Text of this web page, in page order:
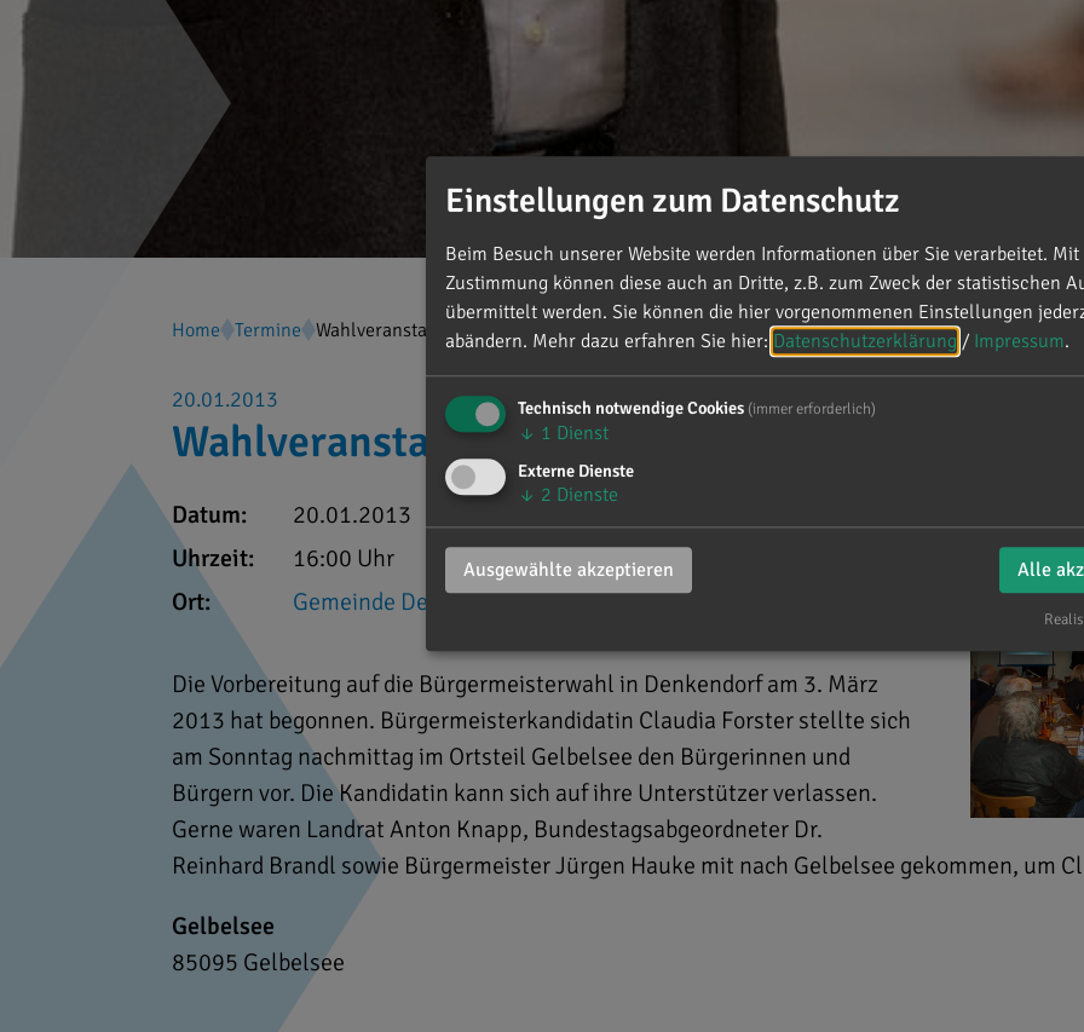
Home Termine Wahlveranstaltung mit Bürgermeisterkandidatin Claudia Forster
20.01.2013
Wahlveranstaltung mit
Datum:
20.01.2013
Uhrzeit:
16:00 Uhr
Ort:
Gemeinde Denkendorf
Die Vorbereitung auf die Bürgermeisterwahl in Denkendorf am 3. März
2013 hat begonnen. Bürgermeisterkandidatin Claudia Forster stellte sich
am Sonntag nachmittag im Ortsteil Gelbelsee den Bürgerinnen und
Bürgern vor. Die Kandidatin kann sich auf ihre Unterstützer verlassen.
Gerne waren Landrat Anton Knapp, Bundestagsabgeordneter Dr.
Reinhard Brandl sowie Bürgermeister Jürgen Hauke mit nach Gelbelsee gekommen, um
Gelbelsee
85095 Gelbelsee
Einstellungen zum Datenschutz
Beim Besuch unserer Website werden Informationen über Sie verarbeitet.
Zustimmung können diese auch an Dritte, z.B. zum Zweck der statistischen
übermittelt werden. Sie können die hier vorgenommenen Einstellungen
abändern. Mehr dazu erfahren Sie hier: Datenschutzerklärung / Impressum.
Technisch notwendige Cookies (immer erforderlich)
↓ 1 Dienst
Externe Dienste
↓ 2 Dienste
Ausgewählte akzeptieren Alle